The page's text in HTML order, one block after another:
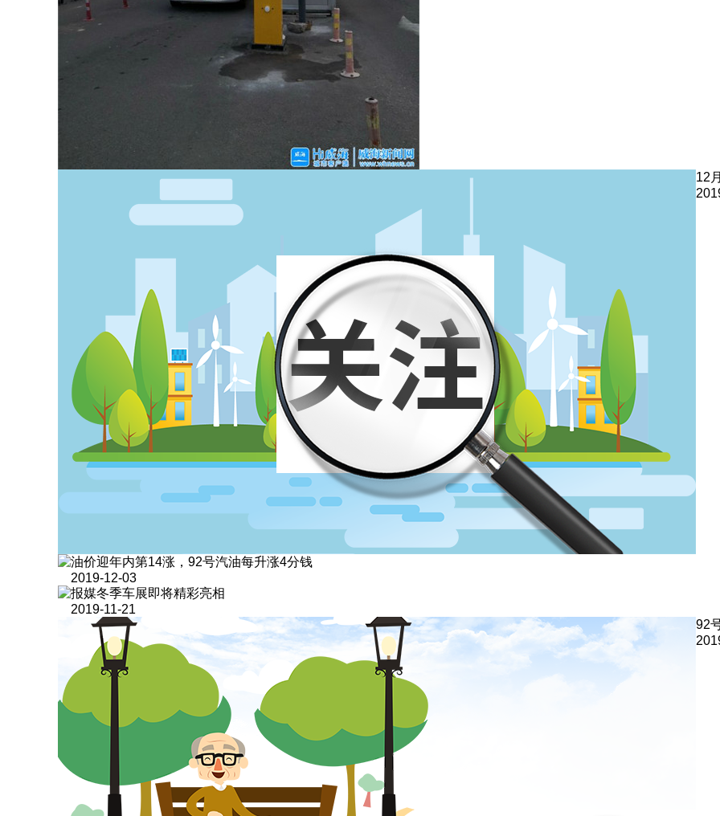
12
油价迎年内第14涨，92号汽油每升涨4分钱
2019-12-03
报媒冬季车展即将精彩亮相
2019-11-21
92